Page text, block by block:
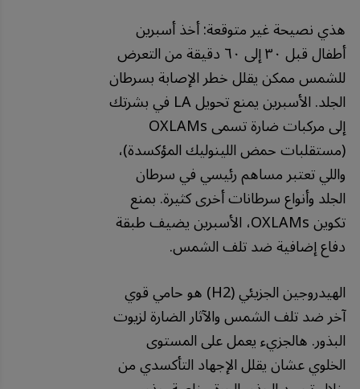
هذي نصيحة غير متوقعة: أخذ أسبرين
أطفال قبل ٣٠ إلى ٦٠ دقيقة من التعرض
للشمس ممكن يقلل خطر الإصابة بسرطان
الجلد. الأسبرين يمنع تحويل LA في بشرتك
إلى مركبات ضارة تسمى OXLAMs
(مستقلبات حمض اللينوليك المؤكسدة)،
واللي تعتبر مساهم رئيسي في سرطان
الجلد وأنواع سرطانات أخرى كثيرة. بمنع
تكوين OXLAMs، الأسبرين يضيف طبقة
دفاع إضافية ضد تلف الشمس.
الهيدروجين الجزيئي (H2) هو حامي قوي
آخر ضد تلف الشمس والآثار الضارة لزيوت
البذور. هالجزيء يعمل على المستوى
الخلوي عشان يقلل الإجهاد التأكسدي من